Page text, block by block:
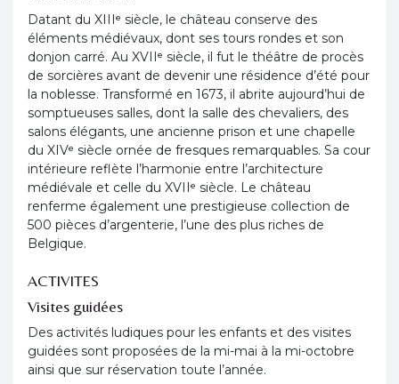
Datant du XIIIᵉ siècle, le château conserve des
éléments médiévaux, dont ses tours rondes et son
donjon carré. Au XVIIᵉ siècle, il fut le théâtre de procès
de sorcières avant de devenir une résidence d’été pour
la noblesse. Transformé en 1673, il abrite aujourd’hui de
somptueuses salles, dont la salle des chevaliers, des
salons élégants, une ancienne prison et une chapelle
du XIVᵉ siècle ornée de fresques remarquables. Sa cour
intérieure reflète l’harmonie entre l’architecture
médiévale et celle du XVIIᵉ siècle. Le château
renferme également une prestigieuse collection de
500 pièces d’argenterie, l’une des plus riches de
Belgique.
ACTIVITES
Visites guidées
Des activités ludiques pour les enfants et des visites
guidées sont proposées de la mi-mai à la mi-octobre
ainsi que sur réservation toute l’année.